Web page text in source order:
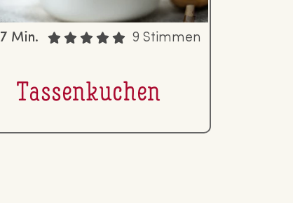
7 Min. 9 Stimmen
Tas­sen­ku­chen